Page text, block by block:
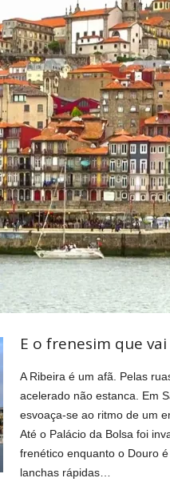
E o frenesim que
A Ribeira é um afã. Pelas
acelerado não estanca. Em
esvoaça-se ao ritmo de um
Até o Palácio da Bolsa foi
frenético enquanto o Douro
lanchas rápidas…